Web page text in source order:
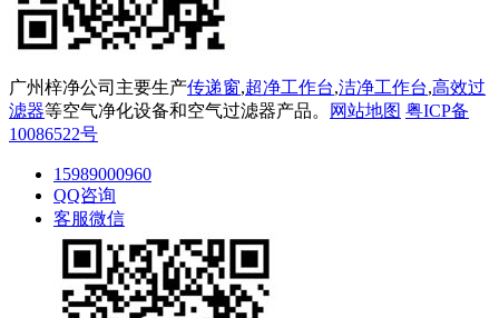
广州梓净公司主要生产传递窗,超净工作台,洁净工作台,高效过
滤器等空气净化设备和空气过滤器产品。 网站地图 粤ICP备
10086522号
15989000960
QQ咨询
客服微信